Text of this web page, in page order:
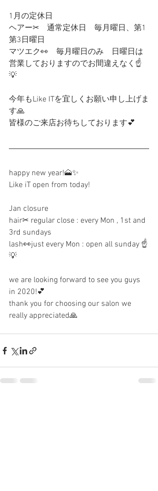
1月の定休日
ヘアー✂︎　通常定休日　毎月曜日、第1
第3日曜日
マツエク👀　毎月曜日のみ　日曜日は
営業しておりますのでお間違えなく☝️
💡
今年もLike ITを宜しくお願い申し上げま
す🙏
皆様のご来店お待ちしております💕
happy new year!🗻✨
Like iT open from today!
Jan closure
hair✂︎ regular close : every Mon , 1st and
3rd sundays
lash👀just every Mon : open all sunday ☝️
💡
we are looking forward to see you guys
in 2020!💕
thank you for choosing our salon we
really appreciated🙏